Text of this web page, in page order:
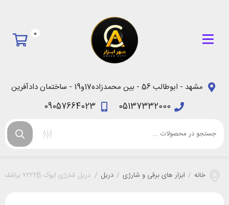
0
مشهد - ابوطالب 56 - بین محمدزاده17و19 - ساختمان دادآفرین
05137332000
09057664023
خانه / ابزار های برقی و شارژی / دریل / دریل شارژی ایوک ۷۲۲۲B براشلس ۱۲ ولت